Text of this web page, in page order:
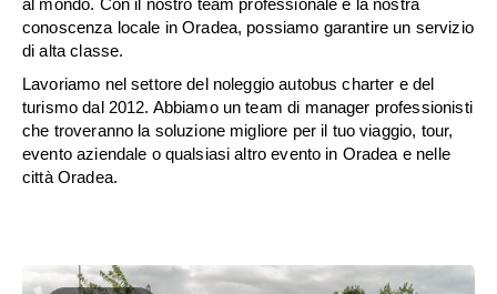
conoscenza locale in Oradea, possiamo garantire un servizio
di alta classe.
Lavoriamo nel settore del noleggio autobus charter e del
turismo dal 2012. Abbiamo un team di manager professionisti
che troveranno la soluzione migliore per il tuo viaggio, tour,
evento aziendale o qualsiasi altro evento in Oradea e nelle
città Oradea.